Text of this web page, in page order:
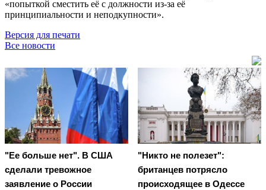
«попыткой сместить её с должности из-за её
принципиальности и неподкупности».
Версия для печати
Все новости
"Ее больше нет". В США
сделали тревожное
заявление о России
"Никто не полезет":
британцев потрясло
происходящее в Одессе